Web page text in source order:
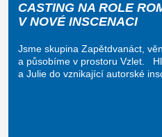
CASTING NA ROLE
V NOVÉ INSCENACI
Jsme skupina Zapětdvanáct,
a působíme v prostoru Vzlet.
a Julie do vznikající autorské